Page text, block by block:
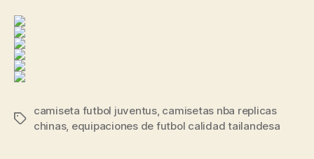
Etiquetas
camiseta futbol juventus, camisetas nba replicas
chinas, equipaciones de futbol calidad tailandesa